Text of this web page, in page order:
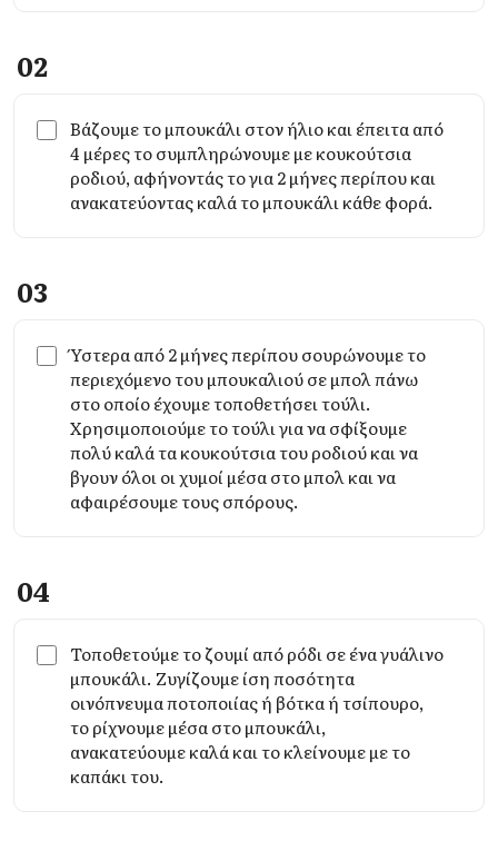
02
Βάζουμε το μπουκάλι στον ήλιο και έπειτα από
4 μέρες το συμπληρώνουμε με κουκούτσια
ροδιού, αφήνοντάς το για 2 μήνες περίπου και
ανακατεύοντας καλά το μπουκάλι κάθε φορά.
03
Ύστερα από 2 μήνες περίπου σουρώνουμε το
περιεχόμενο του μπουκαλιού σε μπολ πάνω
στο οποίο έχουμε τοποθετήσει τούλι.
Χρησιμοποιούμε το τούλι για να σφίξουμε
πολύ καλά τα κουκούτσια του ροδιού και να
βγουν όλοι οι χυμοί μέσα στο μπολ και να
αφαιρέσουμε τους σπόρους.
04
Τοποθετούμε το ζουμί από ρόδι σε ένα γυάλινο
μπουκάλι. Ζυγίζουμε ίση ποσότητα
οινόπνευμα ποτοποιίας ή βότκα ή τσίπουρο,
το ρίχνουμε μέσα στο μπουκάλι,
ανακατεύουμε καλά και το κλείνουμε με το
καπάκι του.